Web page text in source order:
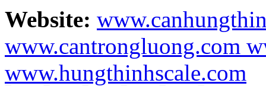
Website:
www.cantrongluong.com
www.hungthinhscale.com